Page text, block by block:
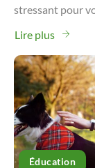
stressant pour
Lire plus
Éducation